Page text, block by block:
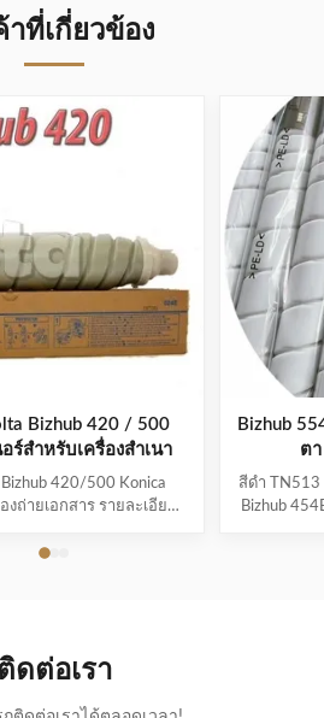
ที่เกี่ยวข้อง
Bizhub 420 / 500
ร์สําหรับเครื่องสําเนา
Bizhub 420/500 Konica
งถ่ายเอกสาร รายละเอียด
แป้ง : 676g 3.สำหรับใช้ใน
Bizhub
ต
สีดำ TN513
Bizhub
ดต่อเรา